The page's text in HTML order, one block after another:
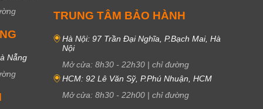
Nẵng
TRUNG TÂM BẢO HÀNH
Hà Nội: 97 Trần Đại Nghĩa, P.Bạch Mai, Hà
Nội
Mở cửa: 8h30 - 22h30 | chỉ đường
HCM: 92 Lê Văn Sỹ, P.Phú Nhuận, HCM
Mở cửa: 8h30 - 22h00 | chỉ đường